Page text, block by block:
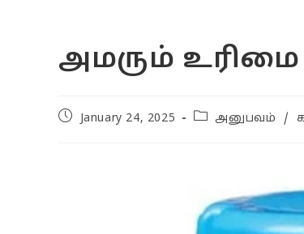
அமரும் உரிமை
PostJanuary 24, 2025
Postஅனுபவம் /